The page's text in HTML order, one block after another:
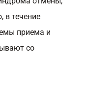
в течение
приема и
со